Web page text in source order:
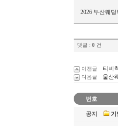
2026 부산웨
댓글 : 0 건
이전글 티비
다음글 울산
번호
공지 기